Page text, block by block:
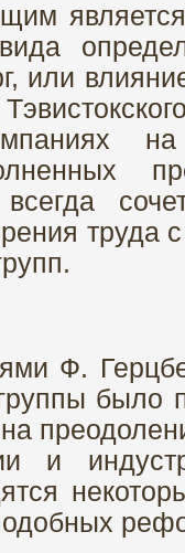
или
на
всегда
труда
Ф.
было
и